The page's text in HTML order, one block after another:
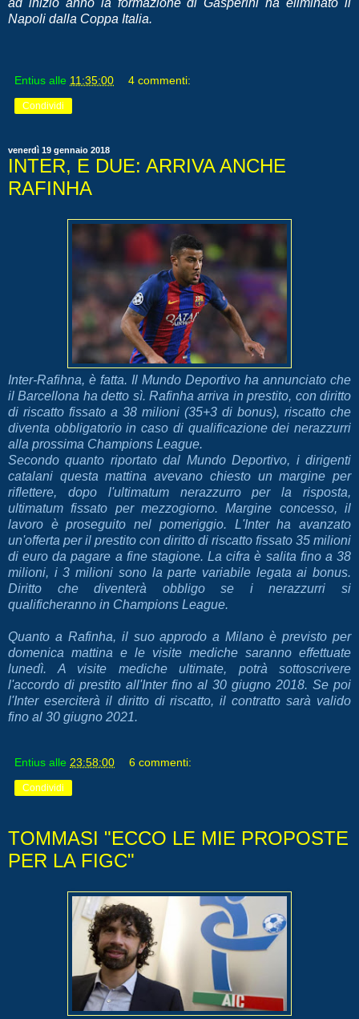
ad inizio anno la formazione di Gasperini ha eliminato il
Napoli dalla Coppa Italia.
Entius alle 11:35:00 4 commenti:
Condividi
venerdì 19 gennaio 2018
INTER, E DUE: ARRIVA ANCHE
RAFINHA
Inter-Rafihna, è fatta. Il Mundo Deportivo ha annunciato che
il Barcellona ha detto sì. Rafinha arriva in prestito, con diritto
di riscatto fissato a 38 milioni (35+3 di bonus), riscatto che
diventa obbligatorio in caso di qualificazione dei nerazzurri
alla prossima Champions League.
Secondo quanto riportato dal Mundo Deportivo, i dirigenti
catalani questa mattina avevano chiesto un margine per
riflettere, dopo l'ultimatum nerazzurro per la risposta,
ultimatum fissato per mezzogiorno. Margine concesso, il
lavoro è proseguito nel pomeriggio. L'Inter ha avanzato
un'offerta per il prestito con diritto di riscatto fissato 35 milioni
di euro da pagare a fine stagione. La cifra è salita fino a 38
milioni, i 3 milioni sono la parte variabile legata ai bonus.
Diritto che diventerà obbligo se i nerazzurri si
qualificheranno in Champions League.
Quanto a Rafinha, il suo approdo a Milano è previsto per
domenica mattina e le visite mediche saranno effettuate
lunedì. A visite mediche ultimate, potrà sottoscrivere
l'accordo di prestito all'Inter fino al 30 giugno 2018. Se poi
l'Inter eserciterà il diritto di riscatto, il contratto sarà valido
fino al 30 giugno 2021.
Entius alle 23:58:00 6 commenti:
Condividi
TOMMASI "ECCO LE MIE PROPOSTE
PER LA FIGC"